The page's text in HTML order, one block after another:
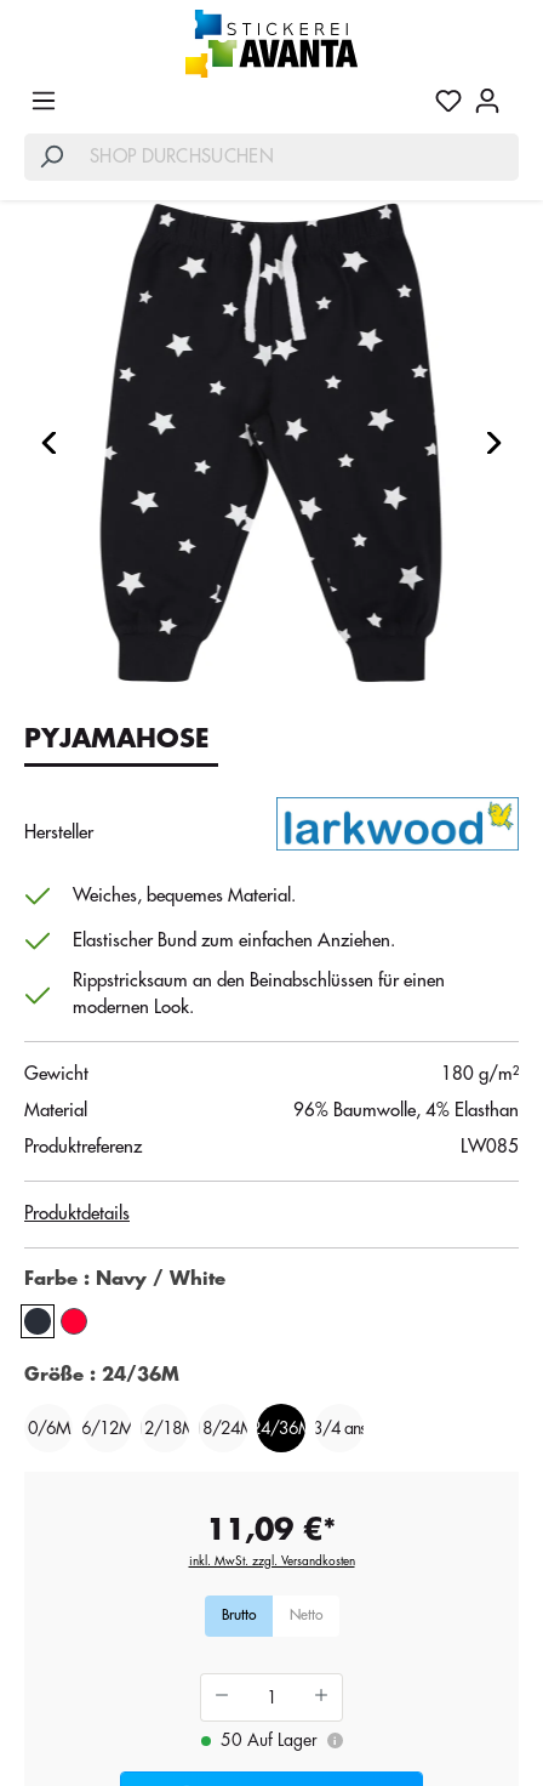
PYJAMAHOSE
Hersteller
Weiches, bequemes Material.
Elastischer Bund zum einfachen Anziehen.
Rippstricksaum an den Beinabschlüssen für einen
modernen Look.
Gewicht
180 g/m²
Material
96% Baumwolle, 4% Elasthan
Produktreferenz
LW085
Produktdetails
Farbe : Navy / White
Größe : 24/36M
0/6M 6/12M 12/18M 18/24M 24/36M 3/4 ans
11,09 €*
inkl. MwSt. zzgl. Versandkosten
Brutto Netto
50 Auf Lager i